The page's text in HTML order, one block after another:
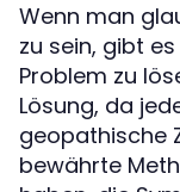
Wenn man
zu sein, gibt
Problem zu
Lösung, da
geopathische
bewährte